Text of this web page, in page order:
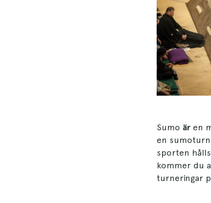
Sumo är en
en
sporten
kommer du
turneringar